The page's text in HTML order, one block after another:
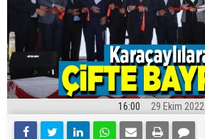
16:00 29 Ekim 2022